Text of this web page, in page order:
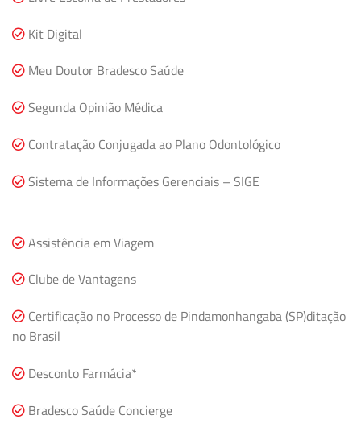
Kit Digital
Meu Doutor Bradesco Saúde
Segunda Opinião Médica
Contratação Conjugada ao Plano Odontológico
Sistema de Informações Gerenciais – SIGE
Assistência em Viagem
Clube de Vantagens
Certificação no Processo de Pindamonhangaba (SP)ditação
no Brasil
Desconto Farmácia*
Bradesco Saúde Concierge